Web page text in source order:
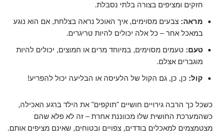
חזקים ומציפים בצורה בלתי נסבלת.
מראה: צבעים מסוימים, איך האוכל נראה בצלחת, אם הוא נוגע
במאכל אחר – כל אלה יכולים להיות טריגרים.
טעם: טעמים מסוימים, במיוחד מרים או חמוצים, יכולים להיות
מוגברים אצלם.
קול: כן, כן, גם הקול של הלעיסה או הבליעה יכול להפריע!
כשכל כך הרבה גירויים חושיים "תוקפים" את הילד ברגע האכילה,
כשהמערכת החושית שלו מכווננת אחרת – זה לא פלא שהם
מצטמצמים למאכלים בודדים, צפויים ובטוחים, שאינם מציפים אותם.